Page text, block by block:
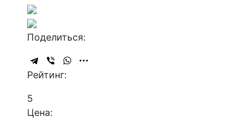
Поделиться:
Рейтинг:
5
Цена: